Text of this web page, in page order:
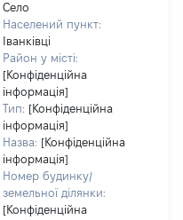
Село
Населений пункт:
Іванківці
Район у місті:
[Конфіденційна
інформація]
Тип: [Конфіденційна
інформація]
Назва: [Конфіденційна
інформація]
Номер будинку/
земельної ділянки:
[Конфіденційна